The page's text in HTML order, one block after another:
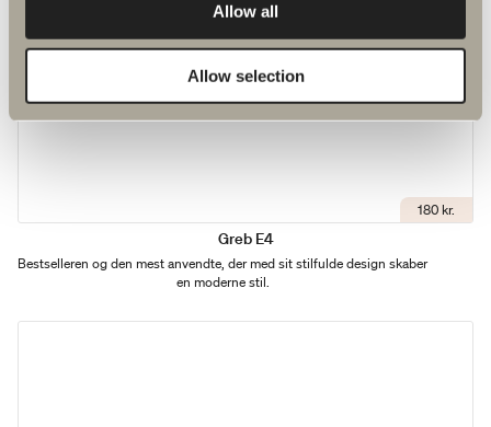
Allow all
Allow selection
180 kr.
Greb E4
Bestselleren og den mest anvendte, der med sit stilfulde design skaber
en moderne stil.